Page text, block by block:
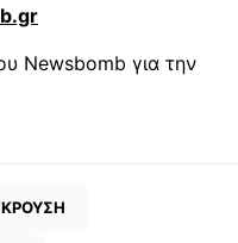
Newsbomb για την